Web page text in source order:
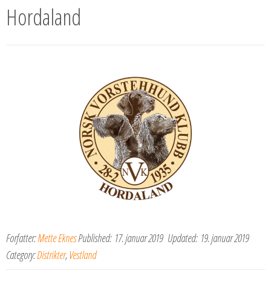
Hordaland
Forfatter:Mette EknesPublished: 17. januar 2019 Updated: 19. januar 2019
Category:Distrikter, Vestland